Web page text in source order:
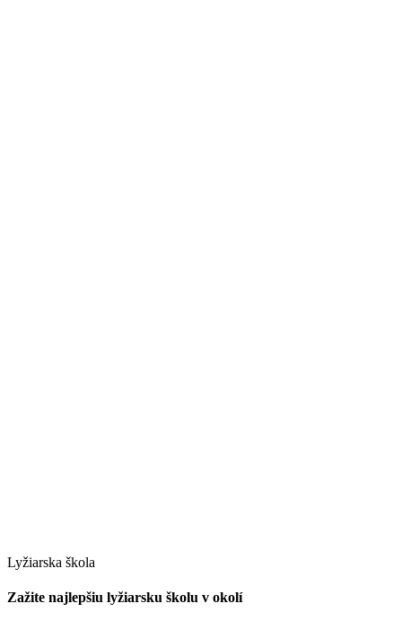
Lyžiarska škola
Zažite najlepšiu lyžiarsku školu v okolí